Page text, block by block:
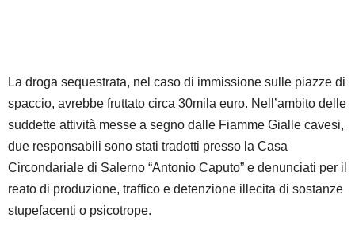
La droga sequestrata, nel caso di immissione sulle piazze di
spaccio, avrebbe fruttato circa 30mila euro. Nell’ambito delle
suddette attività messe a segno dalle Fiamme Gialle cavesi,
due responsabili sono stati tradotti presso la Casa
Circondariale di Salerno “Antonio Caputo” e denunciati per il
reato di produzione, traffico e detenzione illecita di sostanze
stupefacenti o psicotrope.